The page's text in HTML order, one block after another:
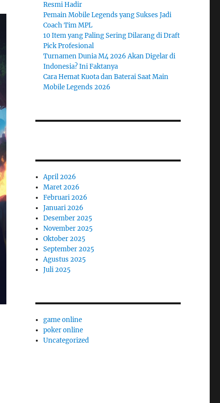
Resmi Hadir
Pemain Mobile Legends yang Sukses Jadi
Coach Tim MPL
10 Item yang Paling Sering Dilarang di Draft
Pick Profesional
Turnamen Dunia M4 2026 Akan Digelar di
Indonesia? Ini Faktanya
Cara Hemat Kuota dan Baterai Saat Main
Mobile Legends 2026
April 2026
Maret 2026
Februari 2026
Januari 2026
Desember 2025
November 2025
Oktober 2025
September 2025
Agustus 2025
Juli 2025
game online
poker online
Uncategorized